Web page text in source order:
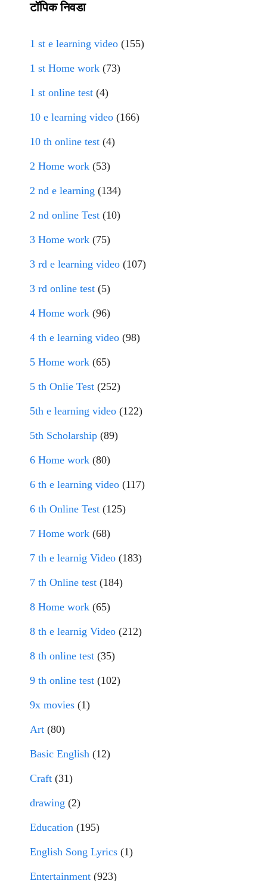
टॉपिक निवडा
1 st e learning video (155)
1 st Home work (73)
1 st online test (4)
10 e learning video (166)
10 th online test (4)
2 Home work (53)
2 nd e learning (134)
2 nd online Test (10)
3 Home work (75)
3 rd e learning video (107)
3 rd online test (5)
4 Home work (96)
4 th e learning video (98)
5 Home work (65)
5 th Onlie Test (252)
5th e learning video (122)
5th Scholarship (89)
6 Home work (80)
6 th e learning video (117)
6 th Online Test (125)
7 Home work (68)
7 th e learnig Video (183)
7 th Online test (184)
8 Home work (65)
8 th e learnig Video (212)
8 th online test (35)
9 th online test (102)
9x movies (1)
Art (80)
Basic English (12)
Craft (31)
drawing (2)
Education (195)
English Song Lyrics (1)
Entertainment (923)